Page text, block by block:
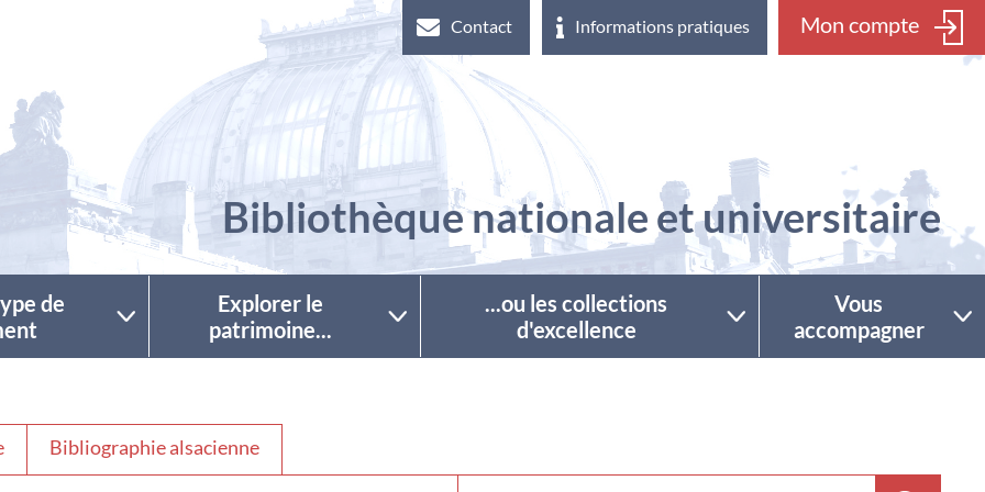
Contact Informations pratiques Mon compte
Bibliothèque nationale et universitaire
de
Explorer le
patrimoine...
...ou les collections
d'excellence
Vous
accompagner
Bibliographie alsacienne